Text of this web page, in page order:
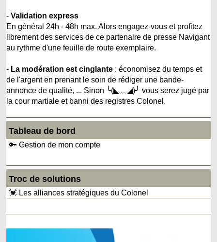
-Validation express
En général 24h - 48h max. Alors engagez-vous et profitez
librement des services de ce partenaire de presse Navigant
au rythme d'une feuille de route exemplaire.
- La modération est cinglante : économisez du temps et
de l'argent en prenant le soin de rédiger une bande-
annonce de qualité, ... Sinon ╰(◣﹏◢)╯ vous serez jugé par
la cour martiale et banni des registres Colonel.
Tableau de bord
🔑 Gestion de mon compte
Troc de solutions
💓 Les alliances stratégiques du Colonel